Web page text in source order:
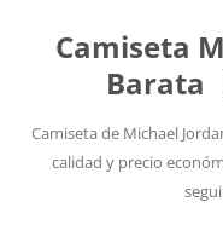
Camiseta
Barata
Camiseta de Michael
calidad y precio